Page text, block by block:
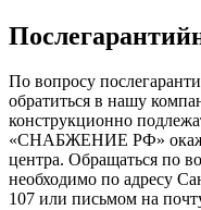
По вопросу
обратиться в нашу
конструкционно
«СНАБЖЕНИЕ РФ»
центра. Обращаться по
необходимо по адресу
107 или письмом на